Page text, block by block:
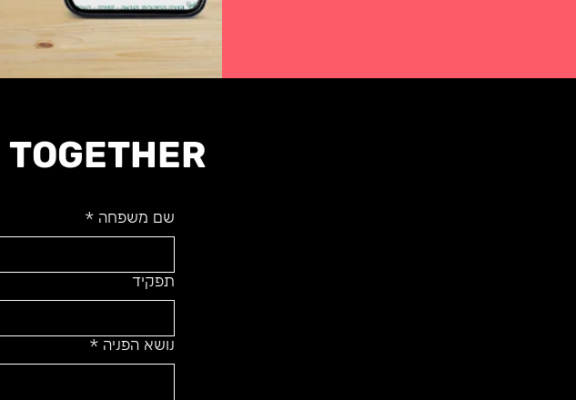
TOGETHER
שם משפחה *
תפקיד
נושא הפניה *